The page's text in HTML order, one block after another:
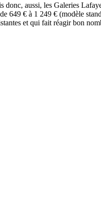
donc, aussi, les Galeries
649 € à 1 249 € (modèle
et qui fait réagir bon